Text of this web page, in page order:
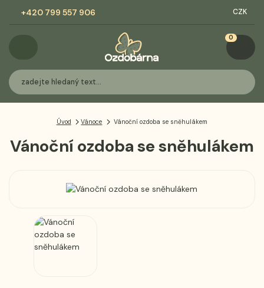
+420 799 557 906 CZK
0
Úvod Vánoce Vánoční ozdoba se sněhulákem
Vánoční ozdoba se sněhulákem